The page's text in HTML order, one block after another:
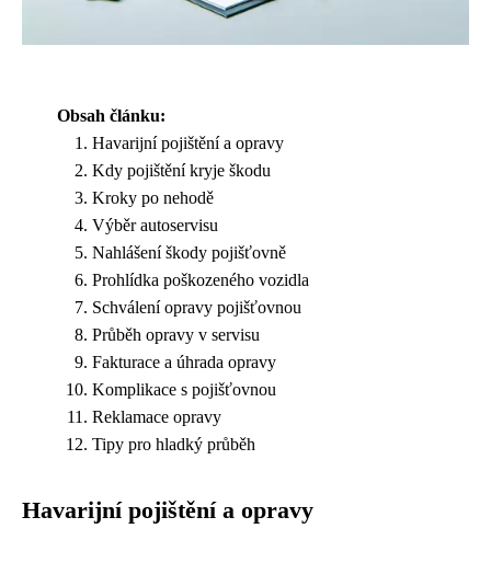
Obsah článku:
Havarijní pojištění a opravy
Kdy pojištění kryje škodu
Kroky po nehodě
Výběr autoservisu
Nahlášení škody pojišťovně
Prohlídka poškozeného vozidla
Schválení opravy pojišťovnou
Průběh opravy v servisu
Fakturace a úhrada opravy
Komplikace s pojišťovnou
Reklamace opravy
Tipy pro hladký průběh
Havarijní pojištění a opravy